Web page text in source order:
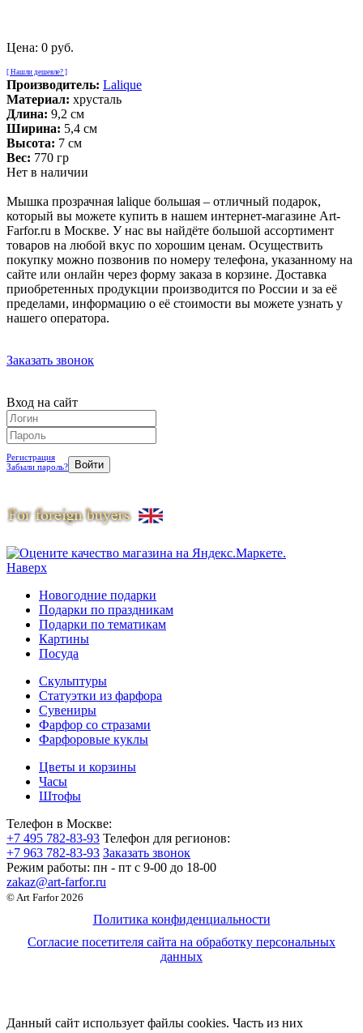
Цена: 0 руб.
[ Нашли дешевле? ]
Производитель: Lalique
Материал: хрусталь
Длина: 9,2 см
Ширина: 5,4 см
Высота: 7 см
Вес: 770 гр
Нет в наличии
Мышка прозрачная lalique большая – отличный подарок,
который вы можете купить в нашем интернет-магазине Art-
Farfor.ru в Москве. У нас вы найдёте большой ассортимент
товаров на любой вкус по хорошим ценам. Осуществить
покупку можно позвонив по номеру телефона, указанному на
сайте или онлайн через форму заказа в корзине. Доставка
приобретенных продукции производится по России и за её
пределами, информацию о её стоимости вы можете узнать у
нашего оператора.
Заказать звонок
Вход на сайт
Регистрация
Забыли пароль?
Наверх
Новогодние подарки
Подарки по праздникам
Подарки по тематикам
Картины
Посуда
Скульптуры
Статуэтки из фарфора
Сувениры
Фарфор со стразами
Фарфоровые куклы
Цветы и корзины
Часы
Штофы
Телефон в Москве:
+7 495 782-83-93 Телефон для регионов:
+7 963 782-83-93 Заказать звонок
Режим работы: пн - пт c 9-00 до 18-00
zakaz@art-farfor.ru
© Art Farfor 2026
Политика конфиденциальности
Согласие посетителя сайта на обработку персональных
данных
Данный сайт использует файлы cookies. Часть из них